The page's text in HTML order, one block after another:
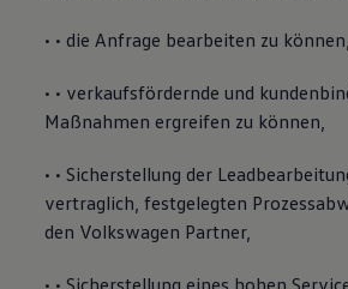
• • die Anfrage bearbeiten zu können,
• • verkaufsfördernde und
Maßnahmen ergreifen zu können,
• • Sicherstellung der
vertraglich, festgelegten
den Volkswagen Partner,
• • Sicherstellung eines hohen